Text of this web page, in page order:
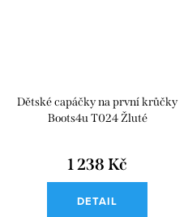
Dětské capáčky na první krůčky
Boots4u T024 Žluté
1 238 Kč
DETAIL